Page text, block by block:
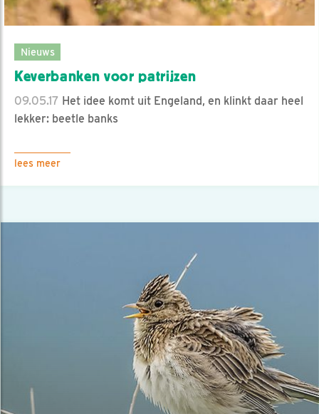
Nieuws
Keverbanken voor patrijzen
09.05.17 Het idee komt uit Engeland, en klinkt daar heel
lekker: beetle banks
lees meer